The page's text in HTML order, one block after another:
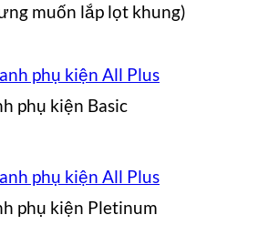
muốn lắp lọt khung)
phụ kiện Basic
phụ kiện Pletinum